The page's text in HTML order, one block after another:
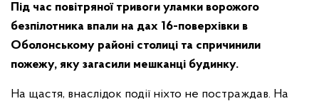
Під час повітряної тривоги уламки ворожого
безпілотника впали на дах 16-поверхівки в
Оболонському районі столиці та спричинили
пожежу, яку загасили мешканці будинку.
На щастя, внаслідок події ніхто не постраждав. На